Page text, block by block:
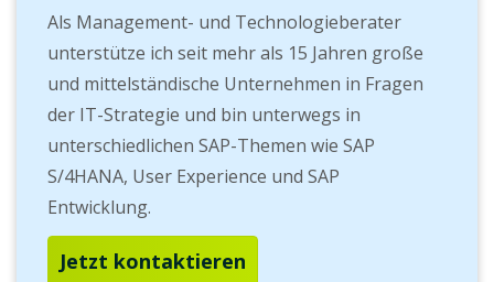
Als Management- und Technologieberater
unterstütze ich seit mehr als 15 Jahren große
und mittelständische Unternehmen in Fragen
der IT-Strategie und bin unterwegs in
unterschiedlichen SAP-Themen wie SAP
S/4HANA, User Experience und SAP
Entwicklung.
Jetzt kontaktieren